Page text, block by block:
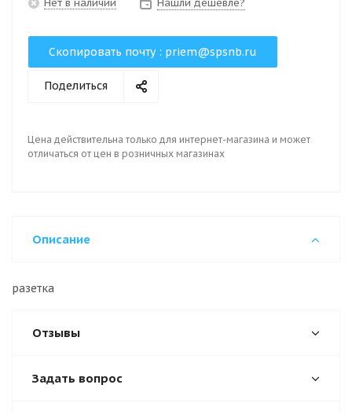
Нет в наличии Нашли дешевле?
Скопировать почту : priem@spsnb.ru
Поделиться
Цена действительна только для интернет-магазина и может
отличаться от цен в розничных магазинах
Описание
разетка
Отзывы
Задать вопрос